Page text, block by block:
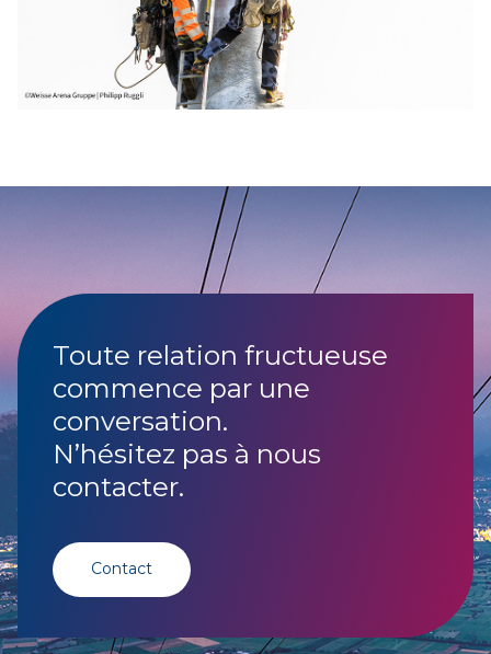
Toute relation fructueuse
commence par une
conversation.
N’hésitez pas à nous
contacter.
Contact